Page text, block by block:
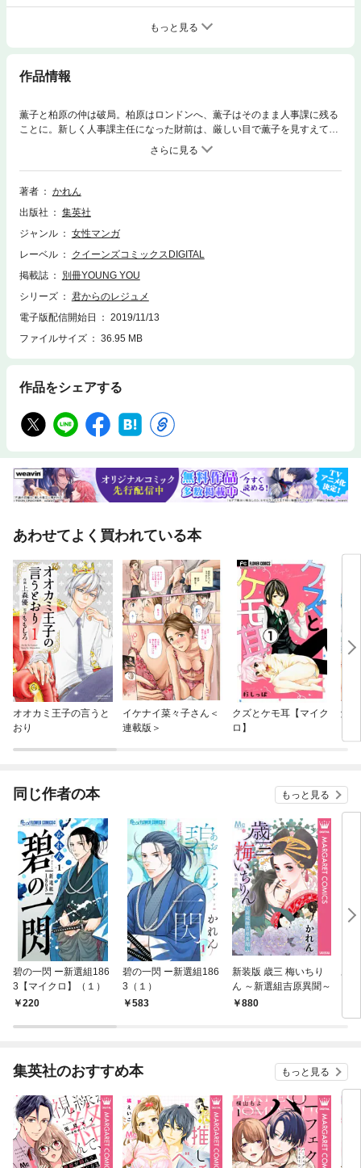
もっと見る
作品情報
薫子と柏原の仲は破局。柏原はロンドンへ、薫子はそのまま人事課に残る
ことに。新しく人事課主任になった財前は、厳しい目で薫子を見すえて言
い放つ。「本当に柏原の女か？」。その他、痛快女子アナストーリー『モ
ーニング・ダイナマイツ。』同時収録!! 【同時収録】モーニング・ダイ
ナマイツ。（前編）／モーニング・ダイナマイツ。（後編）
著者
かれん
出版社
集英社
ジャンル
女性マンガ
レーベル
クイーンズコミックスDIGITAL
掲載誌
別冊YOUNG YOU
シリーズ
君からのレジュメ
電子版配信開始日
2019/11/13
ファイルサイズ
36.95 MB
作品をシェアする
あわせてよく買われている本
オオカミ王子の言うと
おり
イケナイ菜々子さん＜
連載版＞
クズとケモ耳【マイク
ロ】
触
同じ作者の本 もっと見る
碧の一閃 ー新選組186
3【マイクロ】（１）
220
碧の一閃 ー新選組186
3（１）
583
新装版 歳三 梅いちり
ん ～新選組吉原異聞～
880
あ
集英社のおすすめ本 もっと見る